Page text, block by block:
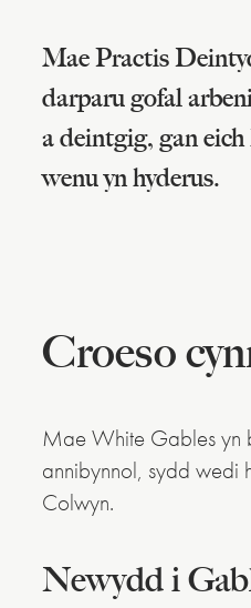
Mae Practis
darparu gofal
a deintgig, gan
wenu yn hyderus.
Croeso
Mae White Gables yn
annibynnol, sydd wedi
Colwyn.
Newydd i